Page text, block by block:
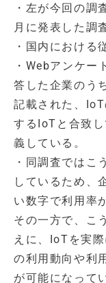
・左が今回の
月に発表した調
・国内における
・Webアンケー
答した企業のう
記載された、
するIoTと合致
義している。
・同調査ではこ
しているため、
い数字で利用率
その一方で、こ
えに、IoTを実
の利用動向や利
が可能になって